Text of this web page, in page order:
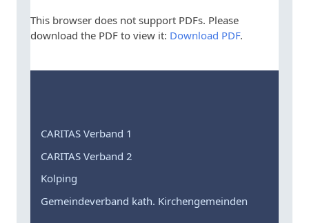
This browser does not support PDFs. Please
download the PDF to view it: Download PDF.
CARITAS Verband 1
CARITAS Verband 2
Kolping
Gemeindeverband kath. Kirchengemeinden